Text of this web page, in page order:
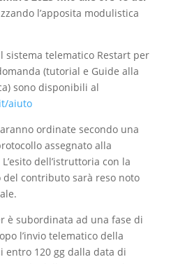
l’apposita modulistica
telematico Restart per
(tutorial e Guide alla
sono disponibili al
aiuto
ordinate secondo una
assegnato alla
dell’istruttoria con la
contributo sarà reso noto
è subordinata ad una fase di
l’invio telematico della
entro 120 gg dalla data di